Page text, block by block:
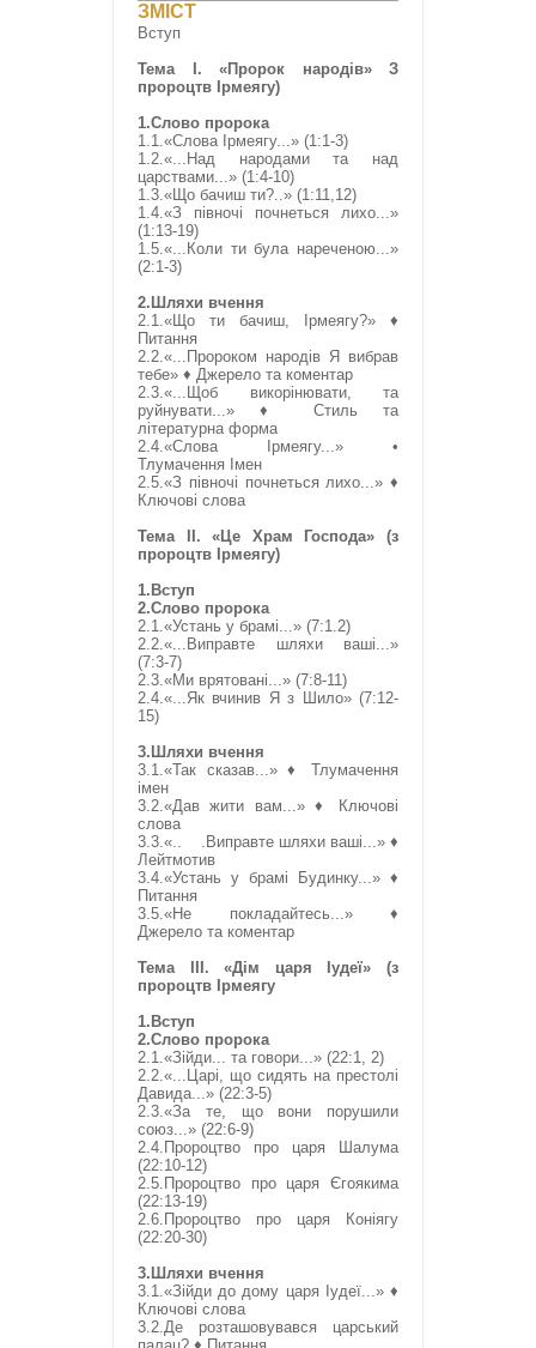
ЗМІСТ
Вступ
Тема I. «Пророк народів» З
пророцтв Ірмеягу)
1.Слово пророка
1.1.«Слова Ірмеягу...» (1:1-3)
1.2.«...Над народами та над
царствами...» (1:4-10)
1.3.«Що бачиш ти?..» (1:11,12)
1.4.«З півночі почнеться лихо...»
(1:13-19)
1.5.«...Коли ти була нареченою...»
(2:1-3)
2.Шляхи вчення
2.1.«Що ти бачиш, Ірмеягу?» ♦
Питання
2.2.«...Пророком народів Я вибрав
тебе» ♦ Джерело та коментар
2.3.«...Щоб викорінювати, та
руйнувати...» ♦ Стиль та
літературна форма
2.4.«Слова Ірмеягу...» •
Тлумачення Імен
2.5.«З півночі почнеться лихо...» ♦
Ключові слова
Тема ІІ. «Це Храм Господа» (з
пророцтв Ірмеягу)
1.Вступ
2.Слово пророка
2.1.«Устань у брамі...» (7:1.2)
2.2.«...Виправте шляхи ваші...»
(7:3-7)
2.3.«Ми врятовані...» (7:8-11)
2.4.«...Як вчинив Я з Шило» (7:12-
15)
3.Шляхи вчення
3.1.«Так сказав...» ♦ Тлумачення
імен
3.2.«Дав жити вам...» ♦ Ключові
слова
3.3.«.. .Виправте шляхи ваші...» ♦
Лейтмотив
3.4.«Устань у брамі Будинку...» ♦
Питання
3.5.«Не покладайтесь...» ♦
Джерело та коментар
Тема ІІІ. «Дім царя Іудеї» (з
пророцтв Ірмеягу
1.Вступ
2.Слово пророка
2.1.«Зійди... та говори...» (22:1, 2)
2.2.«...Царі, що сидять на престолі
Давида...» (22:3-5)
2.3.«За те, що вони порушили
союз...» (22:6-9)
2.4.Пророцтво про царя Шалума
(22:10-12)
2.5.Пророцтво про царя Єгоякима
(22:13-19)
2.6.Пророцтво про царя Коніягу
(22:20-30)
3.Шляхи вчення
3.1.«Зійди до дому царя Іудеї...» ♦
Ключові слова
3.2.Де розташовувався царський